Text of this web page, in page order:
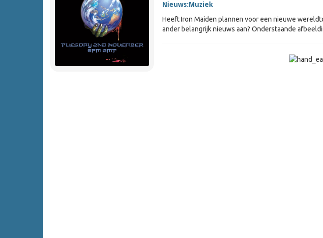
Nieuws:Muziek
Heeft Iron Maiden plannen voor een nieuwe
ander belangrijk nieuws aan? Onderstaande